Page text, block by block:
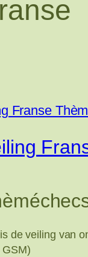
de veiling van